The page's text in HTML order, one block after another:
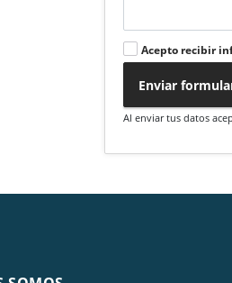
Acepto recibir
Enviar
Al enviar tus datos